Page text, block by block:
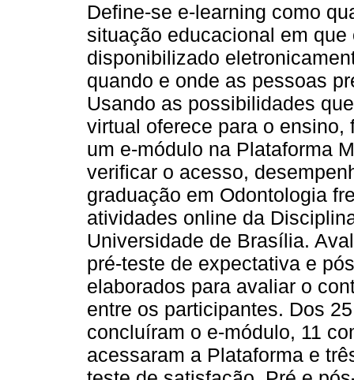
Define-se e-learning como
situação educacional em que
disponibilizado
quando e onde as pessoas
Usando as possibilidades
virtual oferece para o ensino,
um e-módulo na Plataforma
verificar o acesso,
graduação em Odontologia
atividades online da
Universidade de Brasília.
pré-teste de expectativa e
elaborados para avaliar o
entre os participantes. Dos
concluíram o e-módulo, 11
acessaram a Plataforma e